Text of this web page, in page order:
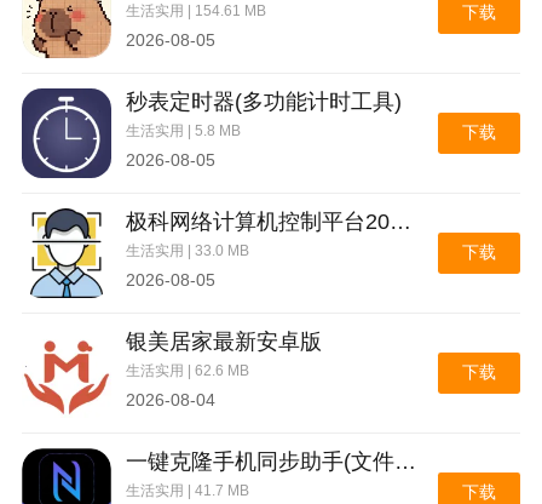
生活实用 | 154.61 MB
2026-08-05
下载
秒表定时器(多功能计时工具)
生活实用 | 5.8 MB
2026-08-05
下载
极科网络计算机控制平台2026官方最新版本
生活实用 | 33.0 MB
2026-08-05
下载
银美居家最新安卓版
生活实用 | 62.6 MB
2026-08-04
下载
一键克隆手机同步助手(文件极速互传)
生活实用 | 41.7 MB 下载